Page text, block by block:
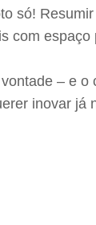
só!
com
– e o
inovar já